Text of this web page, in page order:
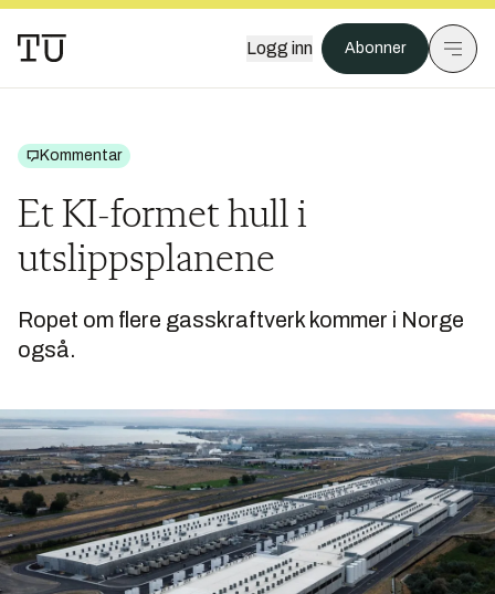
Logg inn Abonner
Kommentar
Et KI-formet hull i
utslippsplanene
Ropet om flere gasskraftverk kommer i Norge
også.